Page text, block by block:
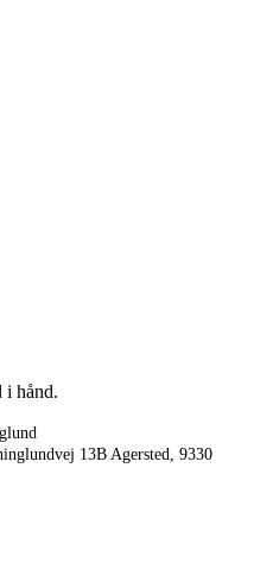
i hånd.
13B Agersted, 9330